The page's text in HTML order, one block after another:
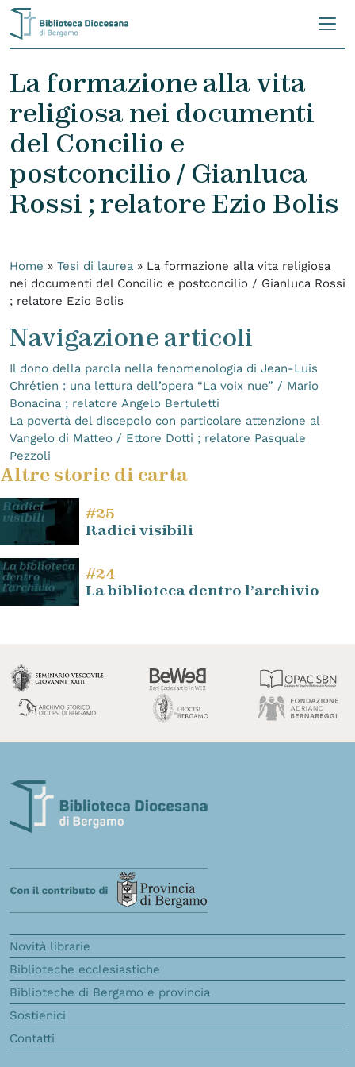
Skip to content
La formazione alla vita
religiosa nei documenti
del Concilio e
postconcilio / Gianluca
Rossi ; relatore Ezio Bolis
Home » Tesi di laurea » La formazione alla vita religiosa
nei documenti del Concilio e postconcilio / Gianluca Rossi
; relatore Ezio Bolis
Navigazione articoli
Il dono della parola nella fenomenologia di Jean-Luis
Chrétien : una lettura dell’opera “La voix nue” / Mario
Bonacina ; relatore Angelo Bertuletti
La povertà del discepolo con particolare attenzione al
Vangelo di Matteo / Ettore Dotti ; relatore Pasquale
Pezzoli
Altre storie di carta
#25
Radici visibili
#24
La biblioteca dentro l’archivio
Novità librarie
Biblioteche ecclesiastiche
Biblioteche di Bergamo e provincia
Sostienici
Contatti